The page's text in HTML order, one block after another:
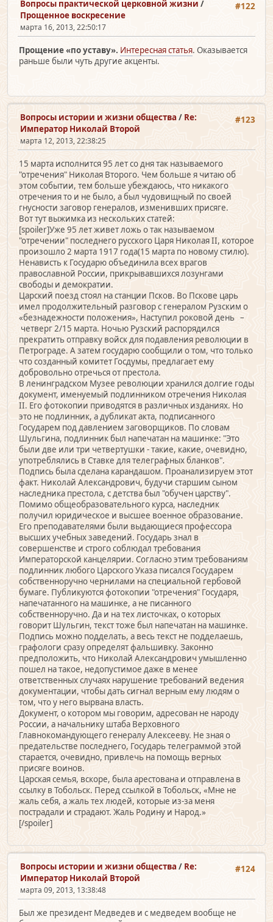
#122
Вопросы практической церковной жизни /
Прощенное воскресение
марта 16, 2013, 22:50:17
Прощение «по уставу». Интересная статья. Оказывается
раньше были чуть другие акценты.
#123
Вопросы истории и жизни общества/ Re:
Император Николай Второй
марта 12, 2013, 22:38:25
15 марта исполнится 95 лет со дня так называемого
"отречения" Николая Второго. Чем больше я читаю об
этом событии, тем больше убеждаюсь, что никакого
отречения то и не было, а был чудовищный по своей
гнусности заговор генералов, изменивших присяге.
Вот тут выжимка из нескольких статей:
[spoiler]Уже 95 лет живет ложь о так называемом
"отречении" последнего русского Царя Николая II, которое
произошло 2 марта 1917 года(15 марта по новому стилю).
Ненависть к Государю объединила всех врагов
православной России, прикрывавшихся лозунгами
свободы и демократии.
Царский поезд стоял на станции Псков. Во Пскове царь
имел продолжительный разговор с генералом Рузским о
«безнадежности положения», Наступил роковой день –
четверг 2/15 марта. Ночью Рузский распорядился
прекратить отправку войск для подавления революции в
Петрограде. А затем государю сообщили о том, что только
что созданный комитет Госдумы, предлагает ему
добровольно отречься от престола.
В ленинградском Музее революции хранился долгие годы
документ, именуемый подлинником отречения Николая
II. Его фотокопии приводятся в различных изданиях. Но
это не подлинник, а дубликат акта, подписанного
Государем под давлением заговорщиков. По словам
Шульгина, подлинник был напечатан на машинке: "Это
были две или три четвертушки - такие, какие, очевидно,
употреблялись в Ставке для телеграфных бланков".
Подпись была сделана карандашом. Проанализируем этот
факт. Николай Александрович, будучи старшим сыном
наследника престола, с детства был "обучен царству".
Помимо общеобразовательного курса, наследник
получил юридическое и высшее военное образование.
Его преподавателями были выдающиеся профессора
высших учебных заведений. Государь знал в
совершенстве и строго соблюдал требования
Императорской канцелярии. Согласно этим требованиям
подлинник любого Царского Указа писался Государем
собственноручно чернилами на специальной гербовой
бумаге. Публикуются фотокопии "отречения" Государя,
напечатанного на машинке, а не писанного
собственноручно. Да и на тех листочках, о которых
говорит Шульгин, текст тоже был напечатан на машинке.
Подпись можно подделать, а весь текст не подделаешь,
графологи сразу определят фальшивку. Законно
предположить, что Николай Александрович умышленно
пошел на такое, недопустимое даже в менее
ответственных случаях нарушение требований ведения
документации, чтобы дать сигнал верным ему людям о
том, что у него вырвана власть.
Документ, о котором мы говорим, адресован не народу
России, а начальнику штаба Верховного
Главнокомандующего генералу Алексееву. Не зная о
предательстве последнего, Государь телеграммой этой
старается, очевидно, привлечь на помощь верных
присяге воинов.
Царская семья, вскоре, была арестована и отправлена в
ссылку в Тобольск. Перед ссылкой в Тобольск, «Мне не
жаль себя, а жаль тех людей, которые из-за меня
пострадали и страдают. Жаль Родину и Народ.»
[/spoiler]
#124
Вопросы истории и жизни общества / Re:
Император Николай Второй
марта 09, 2013, 13:38:48
Был же президент Медведев и с медведем вообще не